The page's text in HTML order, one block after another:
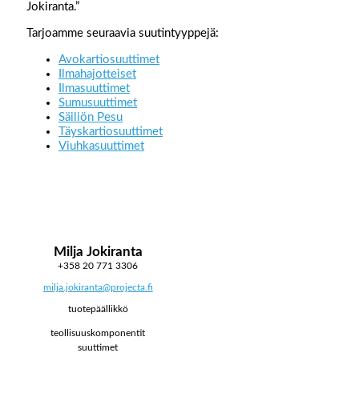
Jokiranta.”
Tarjoamme seuraavia suutintyyppejä:
Avokartiosuuttimet
Ilmahajotteiset
Ilmasuuttimet
Sumusuuttimet
Säiliön Pesu
Täyskartiosuuttimet
Viuhkasuuttimet
Milja Jokiranta
+358 20 771 3306
milja.jokiranta@projecta.fi
tuotepäällikkö
teollisuuskomponentit
suuttimet